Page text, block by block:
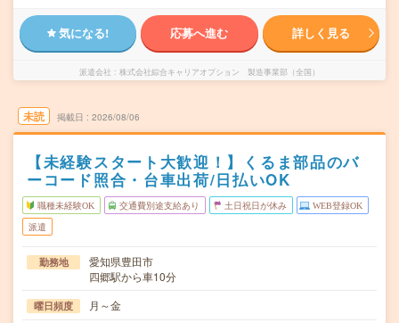
気になる! 応募へ進む 詳しく見る
派遣会社 株式会社綜合キャリアオプション 製造事業部（全国）
未読 掲載日 2026/08/06
【未経験スタート大歓迎！】くるま部品のバ
ーコード照合・台車出荷/日払いOK
職種未経験OK 交通費別途支給あり 土日祝日が休み WEB登録OK
派遣
勤務地
愛知県豊田市
四郷駅から車10分
曜日頻度 月～金